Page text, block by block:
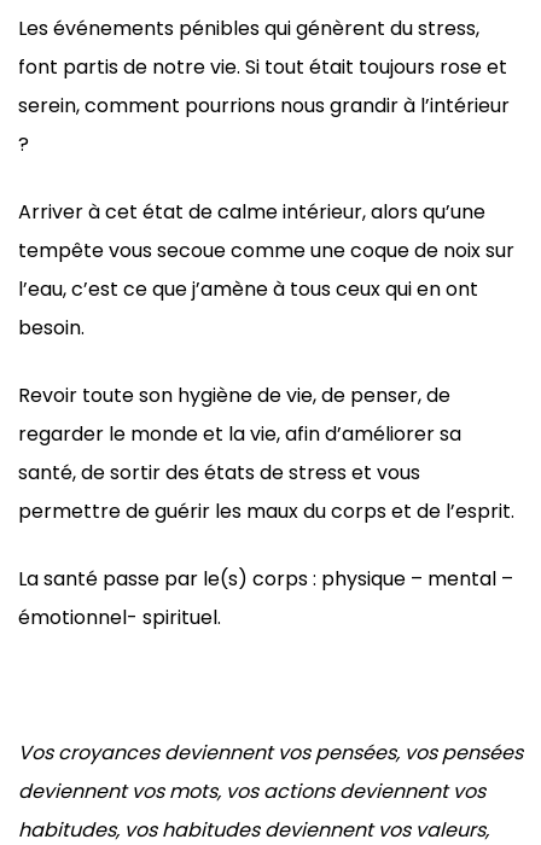
Les événements pénibles qui génèrent du stress,
font partis de notre vie. Si tout était toujours rose et
serein, comment pourrions nous grandir à l’intérieur
?
Arriver à cet état de calme intérieur, alors qu’une
tempête vous secoue comme une coque de noix sur
l’eau, c’est ce que j’amène à tous ceux qui en ont
besoin.
Revoir toute son hygiène de vie, de penser, de
regarder le monde et la vie, afin d’améliorer sa
santé, de sortir des états de stress et vous
permettre de guérir les maux du corps et de l’esprit.
La santé passe par le(s) corps : physique – mental –
émotionnel- spirituel.
Vos croyances deviennent vos pensées, vos pensées
deviennent vos mots, vos actions deviennent vos
habitudes, vos habitudes deviennent vos valeurs,